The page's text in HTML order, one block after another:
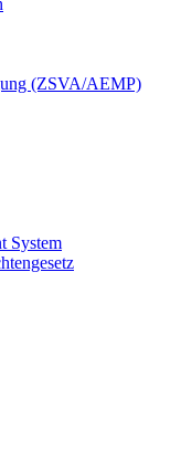
(ZSVA/AEMP)
System